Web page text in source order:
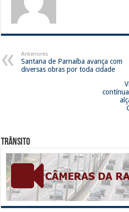
Anteriores
Santana de Parnaíba avança com
diversas obras por toda cidade
Trânsito